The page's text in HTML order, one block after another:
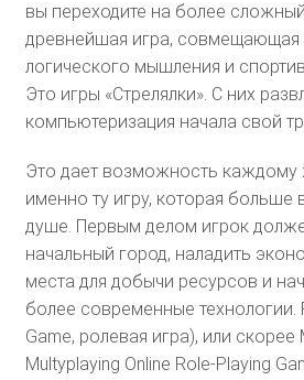
вы переходите на более
древнейшая игра, совмещающая
логического мышления и
Это игры «Стрелялки». С них
компьютеризация начала свой
Это дает возможность
именно ту игру, которая больше
душе. Первым делом игрок
начальный город, наладить
места для добычи ресурсов и
более современные технологии.
Game, ролевая игра), или скорее
Multyplaying Online Role-Playing